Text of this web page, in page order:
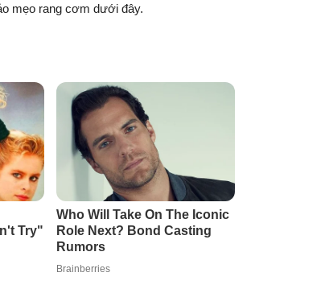
mẹo rang cơm dưới đây.